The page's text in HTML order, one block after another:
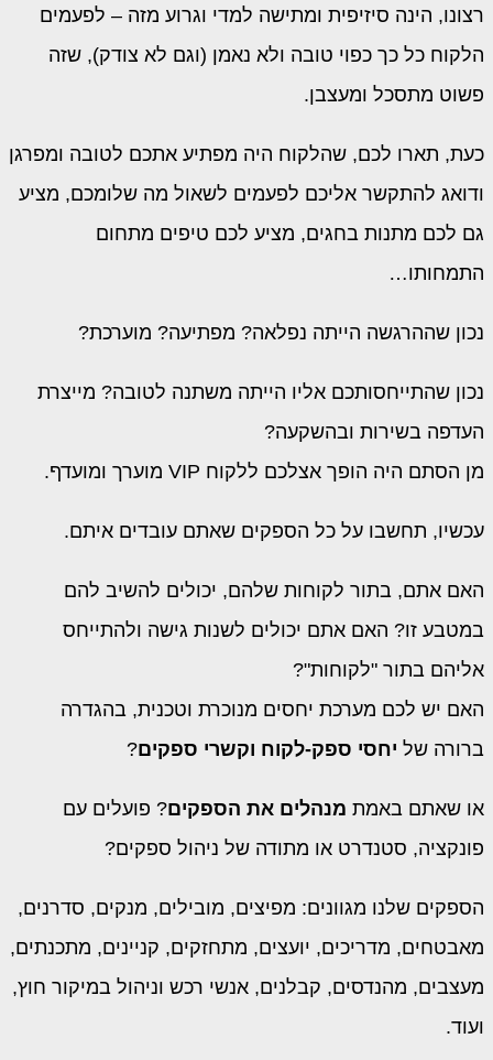
רצונו, הינה סיזיפית ומתישה למדי וגרוע מזה – לפעמים
הלקוח כל כך כפוי טובה ולא נאמן (וגם לא צודק), שזה
פשוט מתסכל ומעצבן.
כעת, תארו לכם, שהלקוח היה מפתיע אתכם לטובה ומפרגן
ודואג להתקשר אליכם לפעמים לשאול מה שלומכם, מציע
גם לכם מתנות בחגים, מציע לכם טיפים מתחום
התמחותו…
נכון שההרגשה הייתה נפלאה? מפתיעה? מוערכת?
נכון שהתייחסותכם אליו הייתה משתנה לטובה? מייצרת
העדפה בשירות ובהשקעה?
מן הסתם היה הופך אצלכם ללקוח VIP מוערך ומועדף.
עכשיו, תחשבו על כל הספקים שאתם עובדים איתם.
האם אתם, בתור לקוחות שלהם, יכולים להשיב להם
במטבע זו? האם אתם יכולים לשנות גישה ולהתייחס
אליהם בתור "לקוחות"?
האם יש לכם מערכת יחסים מנוכרת וטכנית, בהגדרה
ברורה של יחסי ספק-לקוח וקשרי ספקים?
או שאתם באמת מנהלים את הספקים? פועלים עם
פונקציה, סטנדרט או מתודה של ניהול ספקים?
הספקים שלנו מגוונים: מפיצים, מובילים, מנקים, סדרנים,
מאבטחים, מדריכים, יועצים, מתחזקים, קניינים, מתכנתים,
מעצבים, מהנדסים, קבלנים, אנשי רכש וניהול במיקור חוץ,
ועוד.